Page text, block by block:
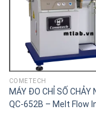
COMETECH
MÁY ĐO CHỈ SỐ CHẢY
QC-652B – Melt Flow